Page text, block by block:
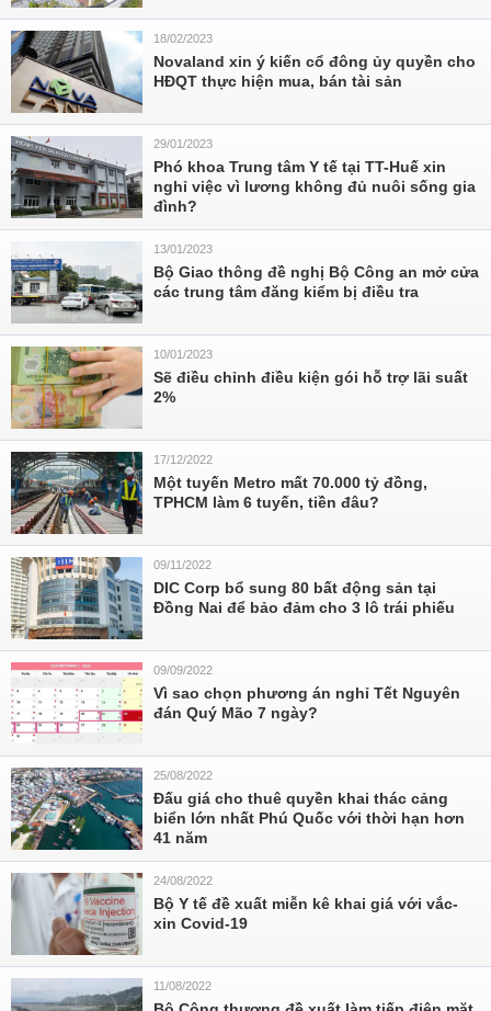
18/02/2023
Novaland xin ý kiến cổ đông ủy quyền cho
HĐQT thực hiện mua, bán tài sản
29/01/2023
Phó khoa Trung tâm Y tế tại TT-Huế xin
nghỉ việc vì lương không đủ nuôi sống gia
đình?
13/01/2023
Bộ Giao thông đề nghị Bộ Công an mở cửa
các trung tâm đăng kiểm bị điều tra
10/01/2023
Sẽ điều chỉnh điều kiện gói hỗ trợ lãi suất
2%
17/12/2022
Một tuyến Metro mất 70.000 tỷ đồng,
TPHCM làm 6 tuyến, tiền đâu?
09/11/2022
DIC Corp bổ sung 80 bất động sản tại
Đồng Nai để bảo đảm cho 3 lô trái phiếu
09/09/2022
Vì sao chọn phương án nghỉ Tết Nguyên
đán Quý Mão 7 ngày?
25/08/2022
Đấu giá cho thuê quyền khai thác cảng
biển lớn nhất Phú Quốc với thời hạn hơn
41 năm
24/08/2022
Bộ Y tế đề xuất miễn kê khai giá với vắc-
xin Covid-19
11/08/2022